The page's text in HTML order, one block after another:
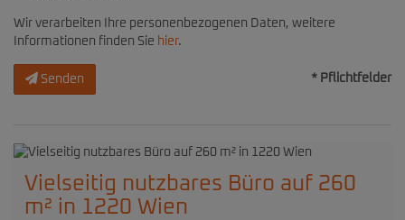
Wir verarbeiten Ihre personenbezogenen Daten, weitere
Informationen finden Sie hier.
Senden * Pflichtfelder
Vielseitig nutzbares Büro auf 260
m² in 1220 Wien